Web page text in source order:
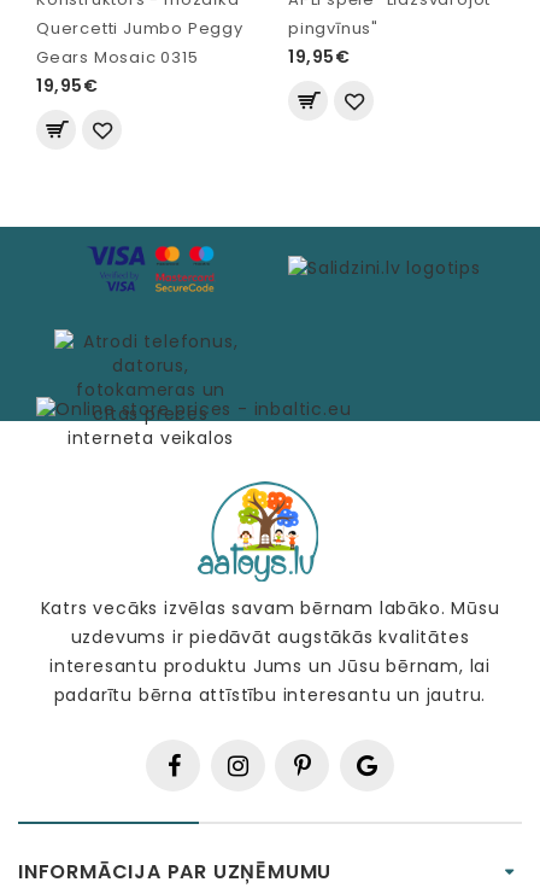
Quercetti Jumbo Peggy
Gears Mosaic 0315
19,95€
pingvīnus"
19,95€
Katrs vecāks izvēlas savam bērnam labāko. Mūsu
uzdevums ir piedāvāt augstākās kvalitātes
interesantu produktu Jums un Jūsu bērnam, lai
padarītu bērna attīstību interesantu un jautru.
INFORMĀCIJA PAR UZŅĒMUMU